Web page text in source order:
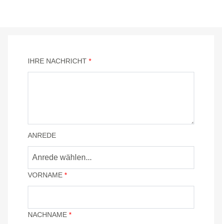
IHRE NACHRICHT *
ANREDE
Anrede wählen...
VORNAME *
NACHNAME *